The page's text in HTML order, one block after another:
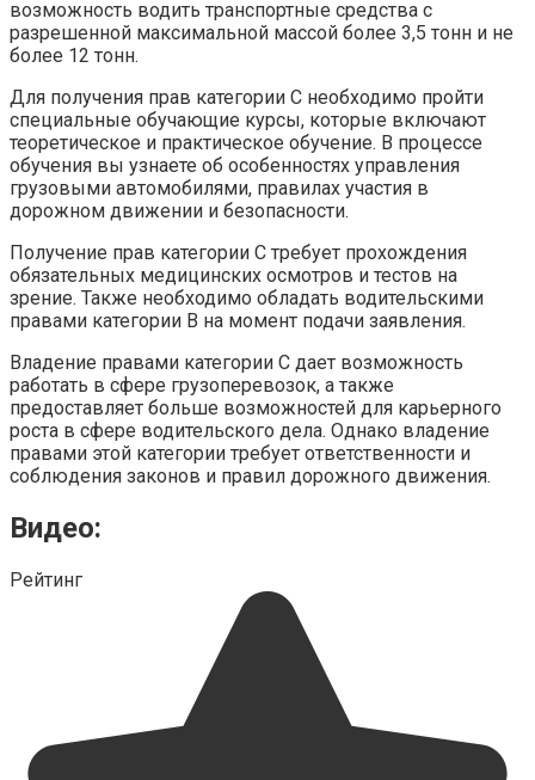
возможность водить транспортные средства с
разрешенной максимальной массой более 3,5 тонн и не
более 12 тонн.
Для получения прав категории C необходимо пройти
специальные обучающие курсы, которые включают
теоретическое и практическое обучение. В процессе
обучения вы узнаете об особенностях управления
грузовыми автомобилями, правилах участия в
дорожном движении и безопасности.
Получение прав категории C требует прохождения
обязательных медицинских осмотров и тестов на
зрение. Также необходимо обладать водительскими
правами категории B на момент подачи заявления.
Владение правами категории C дает возможность
работать в сфере грузоперевозок, а также
предоставляет больше возможностей для карьерного
роста в сфере водительского дела. Однако владение
правами этой категории требует ответственности и
соблюдения законов и правил дорожного движения.
Видео:
Рейтинг